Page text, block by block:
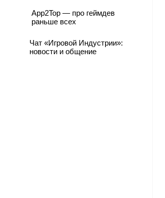
App2Top — про геймдев
раньше всех
Чат «Игровой Индустрии»:
новости и общение